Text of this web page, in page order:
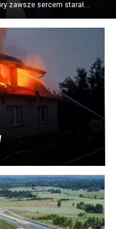
zawsze sercem starał...